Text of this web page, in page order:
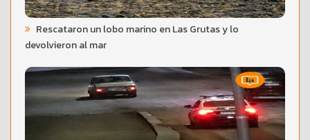
Rescataron un lobo marino en Las Grutas y lo
devolvieron al mar